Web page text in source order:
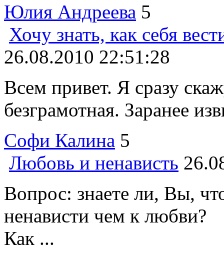
Юлия Андреева 5
Хочу знать, как себя
26.08.2010 22:51:28
Всем привет. Я сразу
безграмотная. Заранее
Coфи Калина 5
Любовь и ненависть
Вопрос: знаете ли, Вы,
ненависти чем к любви?
Как ...